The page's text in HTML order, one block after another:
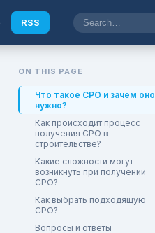
RSS
ON THIS PAGE
Что такое СРО и зачем оно
нужно?
Как происходит процесс
получения СРО в
строительстве?
Какие сложности могут
возникнуть при получении
СРО?
Как выбрать подходящую
СРО?
Вопросы и ответы